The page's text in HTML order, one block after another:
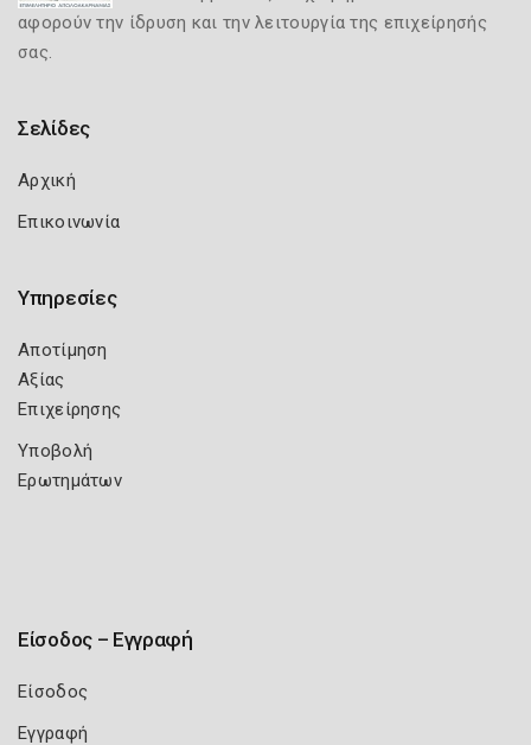
αφορούν την ίδρυση και την λειτουργία της επιχείρησής
σας.
Σελίδες
Αρχική
Επικοινωνία
Υπηρεσίες
Αποτίμηση
Αξίας
Επιχείρησης
Υποβολή
Ερωτημάτων
Είσοδος – Εγγραφή
Είσοδος
Εγγραφή